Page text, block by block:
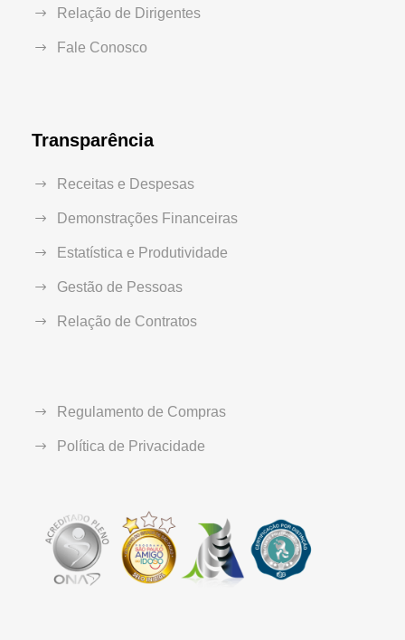
Relação de Dirigentes
Fale Conosco
Transparência
Receitas e Despesas
Demonstrações Financeiras
Estatística e Produtividade
Gestão de Pessoas
Relação de Contratos
Regulamento de Compras
Política de Privacidade